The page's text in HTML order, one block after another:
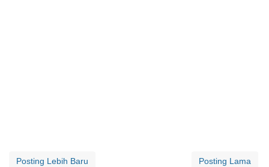
Posting Lebih Baru Posting Lama